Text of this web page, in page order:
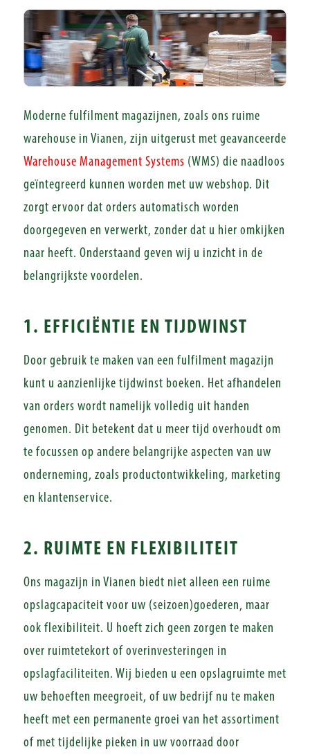
Moderne fulfilment magazijnen, zoals ons ruime
warehouse in Vianen, zijn uitgerust met geavanceerde
Warehouse Management Systems (WMS) die naadloos
geïntegreerd kunnen worden met uw webshop. Dit
zorgt ervoor dat orders automatisch worden
doorgegeven en verwerkt, zonder dat u hier omkijken
naar heeft. Onderstaand geven wij u inzicht in de
belangrijkste voordelen.
1. EFFICIËNTIE EN TIJDWINST
Door gebruik te maken van een fulfilment magazijn
kunt u aanzienlijke tijdwinst boeken. Het afhandelen
van orders wordt namelijk volledig uit handen
genomen. Dit betekent dat u meer tijd overhoudt om
te focussen op andere belangrijke aspecten van uw
onderneming, zoals productontwikkeling, marketing
en klantenservice.
2. RUIMTE EN FLEXIBILITEIT
Ons magazijn in Vianen biedt niet alleen een ruime
opslagcapaciteit voor uw (seizoen)goederen, maar
ook flexibiliteit. U hoeft zich geen zorgen te maken
over ruimtetekort of overinvesteringen in
opslagfaciliteiten. Wij bieden u een opslagruimte met
uw behoeften meegroeit, of uw bedrijf nu te maken
heeft met een permanente groei van het assortiment
of met tijdelijke pieken in uw voorraad door